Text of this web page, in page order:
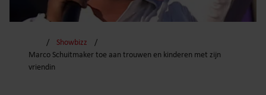
Showbizz
Marco Schuitmaker toe aan trouwen en kinderen met zijn
vriendin